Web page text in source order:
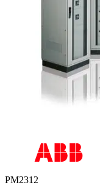
PM2312